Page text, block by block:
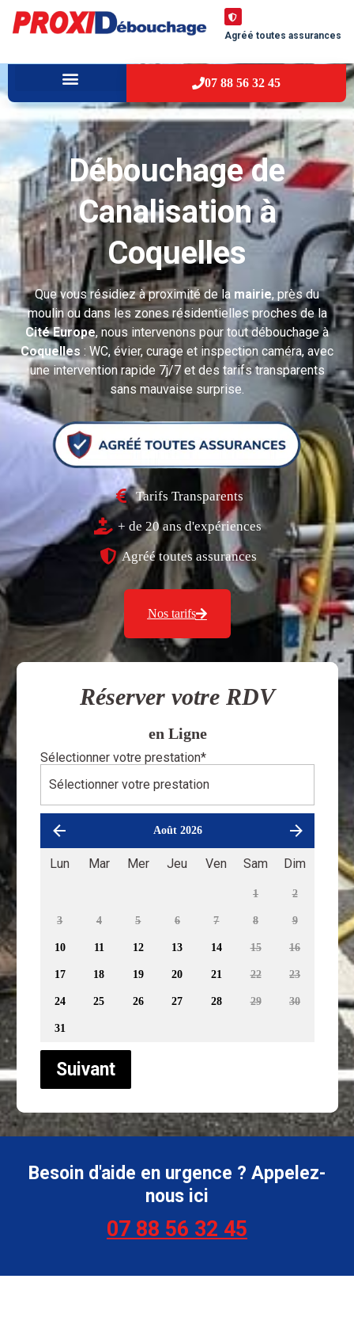
Agréé toutes assurances
07 88 56 32 45
Débouchage de
Canalisation à
Coquelles
Que vous résidiez à proximité de la mairie, près du
moulin ou dans les zones résidentielles proches de la
Cité Europe, nous intervenons pour tout débouchage à
Coquelles : WC, évier, curage et inspection caméra, avec
une intervention rapide 7j/7 et des tarifs transparents
sans mauvaise surprise.
Tarifs Transparents
+ de 20 ans d'expériences
Agréé toutes assurances
Nos tarifs
Réserver votre RDV
en Ligne
Sélectionner votre prestation*
Août 2026
Lun Mar Mer Jeu Ven Sam Dim
1 2
3 4 5 6 7 8 9
10 11 12 13 14 15 16
17 18 19 20 21 22 23
24 25 26 27 28 29 30
31
Suivant
Besoin d'aide en urgence ? Appelez-
nous ici
07 88 56 32 45